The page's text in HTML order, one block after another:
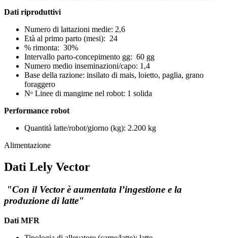
Dati riproduttivi
Numero di lattazioni medie: 2,6
Età al primo parto (mesi): 24
% rimonta: 30%
Intervallo parto-concepimento gg: 60 gg
Numero medio inseminazioni/capo: 1,4
Base della razione: insilato di mais, loietto, paglia, grano
foraggero
Nᵒ Linee di mangime nel robot: 1 solida
Performance robot
Quantità latte/robot/giorno (kg): 2.200 kg
Alimentazione
Dati Lely Vector
"Con il Vectorè aumentata l’ingestione e la
produzione di latte"
Dati MFR